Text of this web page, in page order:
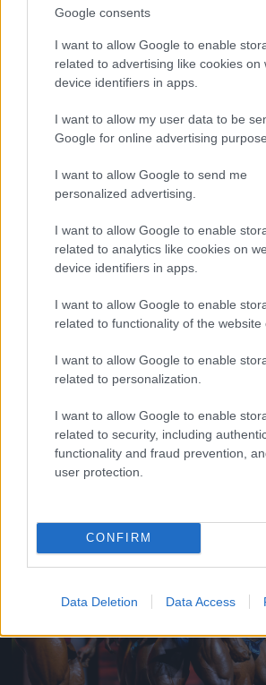
Google consents
I want to allow Google to enable
related to advertising like cookies on
device identifiers in apps.
I want to allow my user data to be
Google for online advertising
I want to allow Google to send me
personalized advertising.
I want to allow Google to enable
related to analytics like cookies on
device identifiers in apps.
I want to allow Google to enable
related to functionality of the website
I want to allow Google to enable
related to personalization.
I want to allow Google to enable
related to security, including
functionality and fraud prevention,
user protection.
CONFIRM
Data Deletion Data Access
része közötti színkülönbségre!
Fotó: Dave Kotinsky / Europress / Getty
Jön még kép!
Izomból nyomták
Fotó: / Europress / Getty